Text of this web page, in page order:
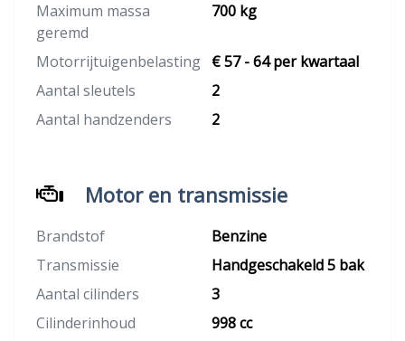
Maximum massa
geremd
700 kg
Motorrijtuigenbelasting € 57 - 64 per kwartaal
Aantal sleutels
2
Aantal handzenders
2
Motor en transmissie
Brandstof
Benzine
Transmissie
Handgeschakeld 5 bak
Aantal cilinders
3
Cilinderinhoud
998 cc